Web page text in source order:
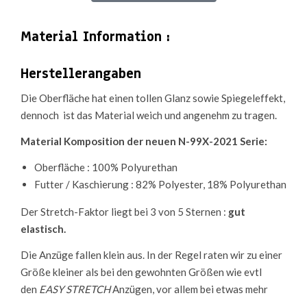
Material Information :
Herstellerangaben
Die Oberfläche hat einen tollen Glanz sowie Spiegeleffekt,
dennoch ist das Material weich und angenehm zu tragen.
Material Komposition der neuen N-99X-2021 Serie:
Oberfläche : 100% Polyurethan
Futter / Kaschierung : 82% Polyester, 18% Polyurethan
Der Stretch-Faktor liegt bei 3 von 5 Sternen : gut
elastisch.
Die Anzüge fallen klein aus. In der Regel raten wir zu einer
Größe kleiner als bei den gewohnten Größen wie evtl
den EASY STRETCHAnzügen, vor allem bei etwas mehr